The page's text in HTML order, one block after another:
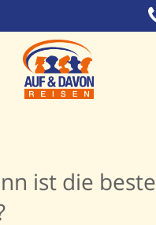
ist die beste